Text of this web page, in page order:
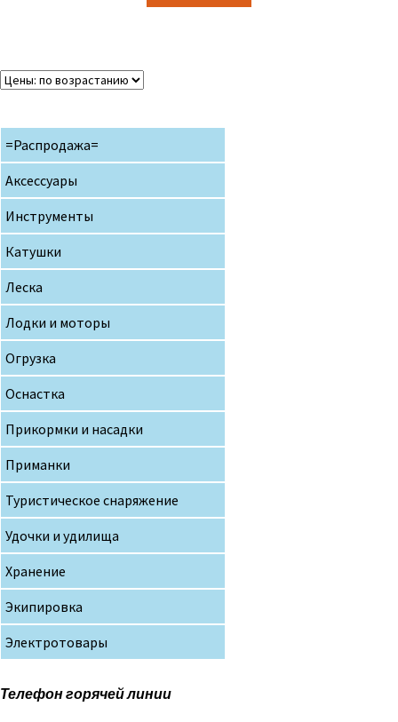
=Распродажа=
Аксессуары
Инструменты
Катушки
Леска
Лодки и моторы
Огрузка
Оснастка
Прикормки и насадки
Приманки
Туристическое снаряжение
Удочки и удилища
Хранение
Экипировка
Электротовары
Телефон горячей линии